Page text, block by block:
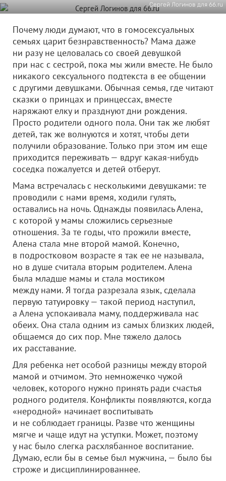
Сергей Логинов для 66.ru
Почему люди думают, что в гомосексуальных
семьях царит безнравственность? Мама даже
ни разу не целовалась со своей девушкой
при нас с сестрой, пока мы жили вместе. Не было
никакого сексуального подтекста в ее общении
с другими девушками. Обычная семья, где читают
сказки о принцах и принцессах, вместе
наряжают елку и празднуют дни рождения.
Просто родители одного пола. Они так же любят
детей, так же волнуются и хотят, чтобы дети
получили образование. Только при этом им еще
приходится переживать — вдруг какая-нибудь
соседка пожалуется и детей отберут.
Мама встречалась с несколькими девушками: те
проводили с нами время, ходили гулять,
оставались на ночь. Однажды появилась Алена,
с которой у мамы сложились серьезные
отношения. За те годы, что прожили вместе,
Алена стала мне второй мамой. Конечно,
в подростковом возрасте я так ее не называла,
но в душе считала вторым родителем. Алена
была младше мамы и стала мостиком
между нами. Я тогда разрезала язык, сделала
первую татуировку — такой период наступил,
а Алена успокаивала маму, поддерживала нас
обеих. Она стала одним из самых близких людей,
общаемся до сих пор. Мне тяжело далось
их расставание.
Для ребенка нет особой разницы между второй
мамой и отчимом. Это немножечко чужой
человек, которого нужно принять ради счастья
родного родителя. Конфликты появляются, когда
«неродной» начинает воспитывать
и не соблюдает границы. Разве что женщины
мягче и чаще идут на уступки. Может, поэтому
у нас было слегка расхлябанное воспитание.
Думаю, если бы в семье был мужчина, — было бы
строже и дисциплинированнее.